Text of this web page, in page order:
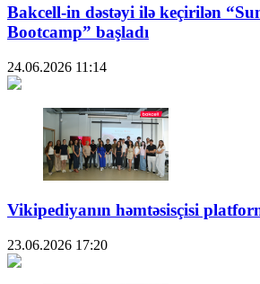
Bakcell-in dəstəyi ilə keçirilən
Bootcamp” başladı
24.06.2026 11:14
Vikipediyanın həmtəsisçisi
23.06.2026 17:20